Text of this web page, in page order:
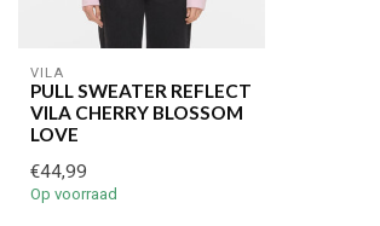
VILA
PULL SWEATER REFLECT
VILA CHERRY BLOSSOM
LOVE
€44,99
Op voorraad